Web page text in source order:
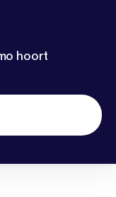
hoort